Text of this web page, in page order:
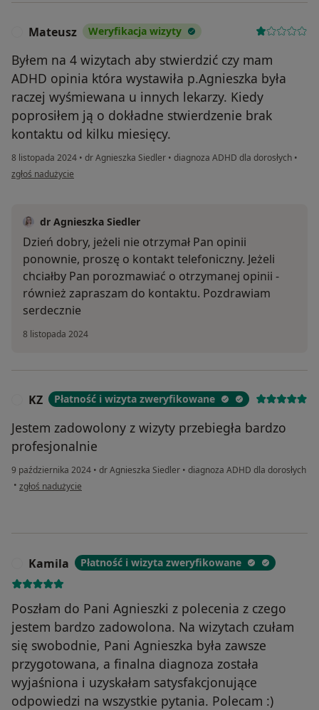
Mateusz Weryfikacja wizyty
Byłem na 4 wizytach aby stwierdzić czy mam
ADHD opinia która wystawiła p.Agnieszka była
raczej wyśmiewana u innych lekarzy. Kiedy
poprosiłem ją o dokładne stwierdzenie brak
kontaktu od kilku miesięcy.
8 listopada 2024 • dr Agnieszka Siedler • diagnoza ADHD dla dorosłych •
w opinii użytkownika Mateusz
zgłoś nadużycie
dr Agnieszka Siedler
Dzień dobry, jeżeli nie otrzymał Pan opinii
ponownie, proszę o kontakt telefoniczny. Jeżeli
chciałby Pan porozmawiać o otrzymanej opinii -
również zapraszam do kontaktu. Pozdrawiam
serdecznie
8 listopada 2024
KZ Płatność i wizyta zweryfikowane
Jestem zadowolony z wizyty przebiegła bardzo
profesjonalnie
9 października 2024 • dr Agnieszka Siedler • diagnoza ADHD dla dorosłych
• w opinii użytkownika KZ
zgłoś nadużycie
Kamila Płatność i wizyta zweryfikowane
Poszłam do Pani Agnieszki z polecenia z czego
jestem bardzo zadowolona. Na wizytach czułam
się swobodnie, Pani Agnieszka była zawsze
przygotowana, a finalna diagnoza została
wyjaśniona i uzyskałam satysfakcjonujące
odpowiedzi na wszystkie pytania. Polecam :)